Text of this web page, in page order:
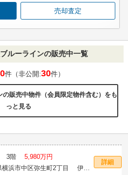
売却査定
ルーラインの販売中一覧
件（非公開:30件）
販売中物件（会員限定物件含む）をも
っと見る
3階5,980万円
詳細